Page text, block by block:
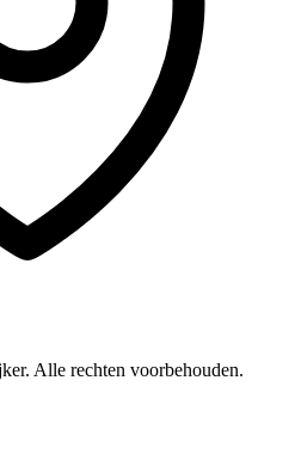
Alle rechten voorbehouden.